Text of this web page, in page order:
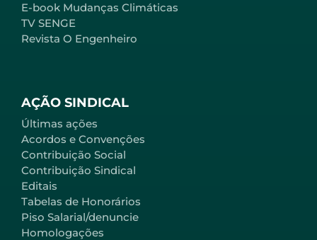
AÇÃO SINDICAL
Últimas ações
Acordos e Convenções
Contribuição Social
Contribuição Sindical
Editais
Tabelas de Honorários
Piso Salarial/denuncie
Homologações
E-book Mudanças Climáticas
TV SENGE
Revista O Engenheiro